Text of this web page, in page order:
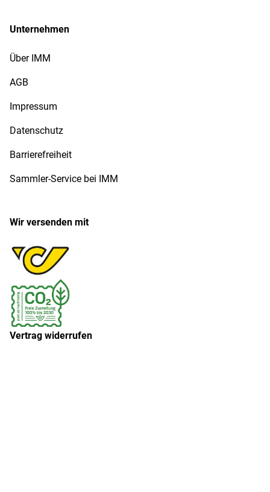
Unternehmen
Über IMM
AGB
Impressum
Datenschutz
Barrierefreiheit
Sammler-Service bei IMM
Wir versenden mit
Vertrag widerrufen